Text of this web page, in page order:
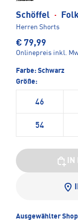
Schöffel ·
Herren Shorts
€ 79,99
Onlinepreis inkl.
Farbe: Schwarz
Größe:
46
54
IN
Ausgewählter Shop